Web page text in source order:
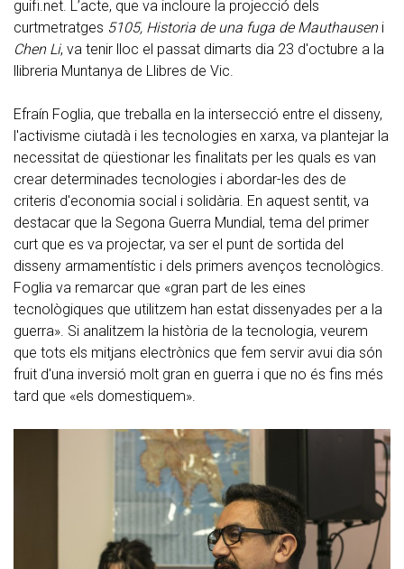
guifi.net. L’acte, que va incloure la projecció dels
curtmetratges 5105, Historia de una fuga de Mauthauseni
Chen Li, va tenir lloc el passat dimarts dia 23 d'octubre a la
llibreria Muntanya de Llibres de Vic.
Efraín Foglia, que treballa en la intersecció entre el disseny,
l'activisme ciutadà i les tecnologies en xarxa, va plantejar la
necessitat de qüestionar les finalitats per les quals es van
crear determinades tecnologies i abordar-les des de
criteris d'economia social i solidària. En aquest sentit, va
destacar que la Segona Guerra Mundial, tema del primer
curt que es va projectar, va ser el punt de sortida del
disseny armamentístic i dels primers avenços tecnològics.
Foglia va remarcar que «gran part de les eines
tecnològiques que utilitzem han estat dissenyades per a la
guerra». Si analitzem la història de la tecnologia, veurem
que tots els mitjans electrònics que fem servir avui dia són
fruit d'una inversió molt gran en guerra i que no és fins més
tard que «els domestiquem».